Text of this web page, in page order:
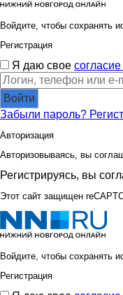
Войдите, чтобы сохранять
Регистрация
Я даю свое
Войти
Забыли пароль?
Авторизация
Авторизовываясь, вы
Регистрируясь, вы
Этот сайт защищен
Войдите, чтобы сохранять
Регистрация